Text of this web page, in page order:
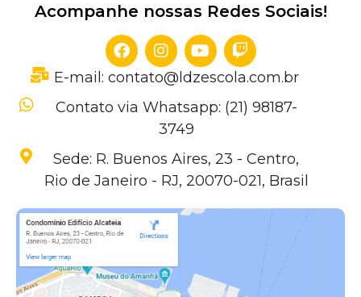
Acompanhe nossas Redes Sociais!
E-mail: contato@ldzescola.com.br
Contato via Whatsapp: (21) 98187-
3749
Sede: R. Buenos Aires, 23 - Centro,
Rio de Janeiro - RJ, 20070-021, Brasil